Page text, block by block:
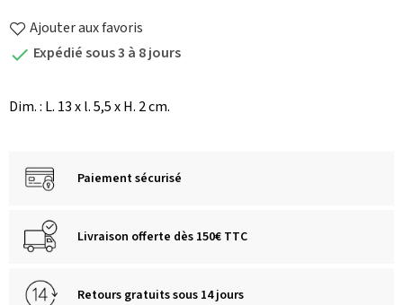
Ajouter aux favoris
 Expédié sous 3 à 8 jours
Dim. : L. 13 x l. 5,5 x H. 2 cm.
Paiement sécurisé
Livraison offerte dès 150€ TTC
Retours gratuits sous 14 jours